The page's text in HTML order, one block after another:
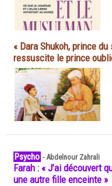
« Dara Shukoh, prince
ressuscite le prince
Psycho -Abdelnour Zahrali
Farah : « J’ai découvert
une autre fille enceinte »